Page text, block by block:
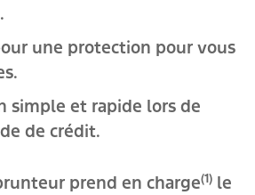
une protection pour vous
simple et rapide lors de
de crédit.
prend en charge(1) le